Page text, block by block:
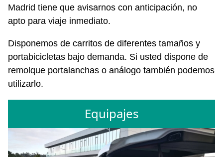
Madrid tiene que avisarnos con anticipación, no
apto para viaje inmediato.
Disponemos de carritos de diferentes tamaños y
portabicicletas bajo demanda. Si usted dispone de
remolque portalanchas o análogo también podemos
utilizarlo.
Equipajes